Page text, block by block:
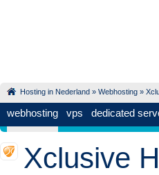
Hosting in Nederland » Webhosting »
webhosting vps dedicated
Xclusive